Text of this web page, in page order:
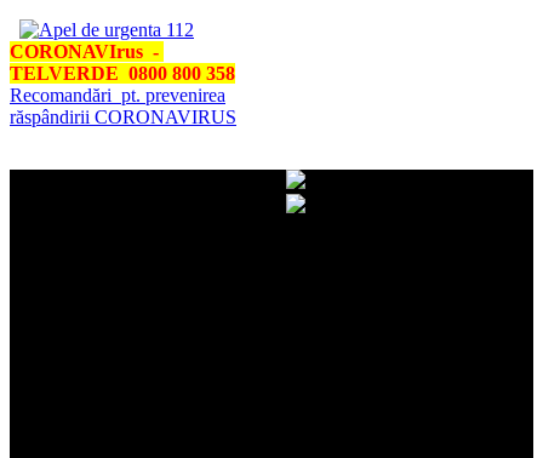
CORONAVIrus -
TELVERDE 0800 800 358
Recomandări pt. prevenirea
răspândirii CORONAVIRUS